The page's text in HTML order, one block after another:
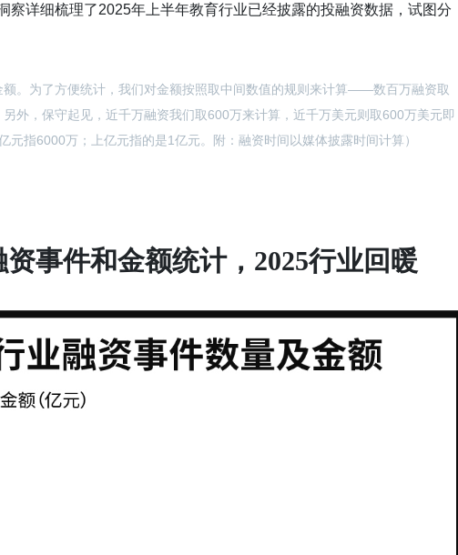
察详细梳理了2025年上半年教育行业已经披露的投融资数据，试图分
额。为了方便统计，我们对金额按照取中间数值的规则来计算——数百万融资取
外，保守起见，近千万融资我们取600万来计算，近千万美元则取600万美元即
指6000万；上亿元指的是1亿元。附：融资时间以媒体披露时间计算）
事件和金额统计，2025行业回暖